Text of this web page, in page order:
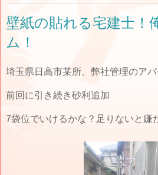
壁紙の貼れる宅建士！
ム！
埼玉県日高市某所、弊社管理のアパ
前回に引き続き砂利追加
7袋位でいけるかな？足りないと嫌